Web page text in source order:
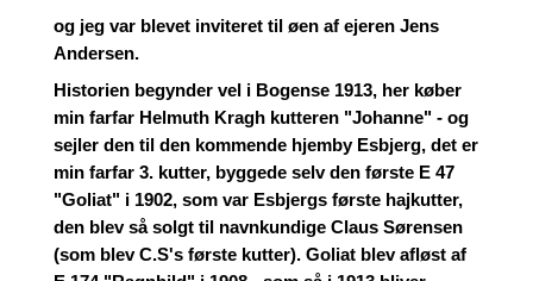
og jeg var blevet inviteret til øen af ejeren Jens
Andersen.
Historien begynder vel i Bogense 1913, her køber
min farfar Helmuth Kragh kutteren "Johanne" - og
sejler den til den kommende hjemby Esbjerg, det er
min farfar 3. kutter, byggede selv den første E 47
"Goliat" i 1902, som var Esbjergs første hajkutter,
den blev så solgt til navnkundige Claus Sørensen
(som blev C.S's første kutter). Goliat blev afløst af